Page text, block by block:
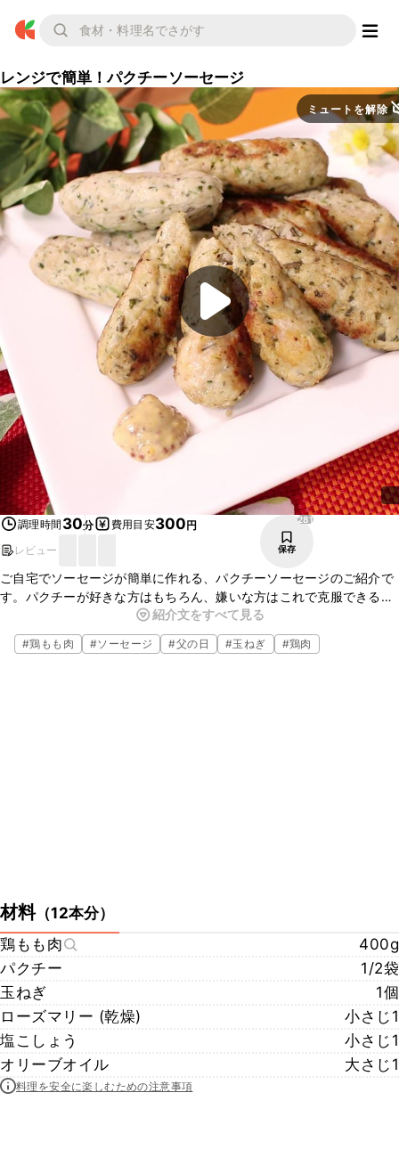
レンジで簡単！パクチーソーセージ
ミュートを解除
調理時間 30分 費用目安300円
レビュー
281
保存
ご自宅でソーセージが簡単に作れる、パクチーソーセージのご紹介で
す。パクチーが好きな方はもちろん、嫌いな方はこれで克服できるか
も。お酒のおつまみにもぴったりなので、ぜひお試しくださいね。
紹介文をすべて見る
#鶏もも肉 #ソーセージ #父の日 #玉ねぎ #鶏肉
材料（12本分）
鶏もも肉
400g
パクチー
1/2袋
玉ねぎ
1個
ローズマリー (乾燥)
小さじ1
塩こしょう
小さじ1
オリーブオイル
大さじ1
料理を安全に楽しむための注意事項